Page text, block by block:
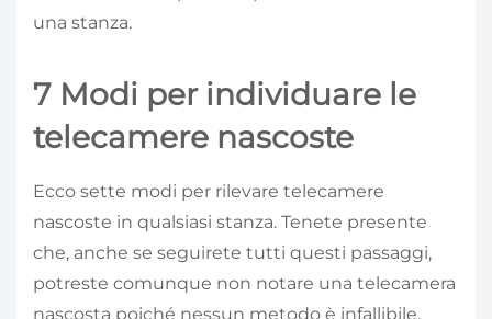
una stanza.
7 Modi per individuare le
telecamere nascoste
Ecco sette modi per rilevare telecamere
nascoste in qualsiasi stanza. Tenete presente
che, anche se seguirete tutti questi passaggi,
potreste comunque non notare una telecamera
nascosta poiché nessun metodo è infallibile.